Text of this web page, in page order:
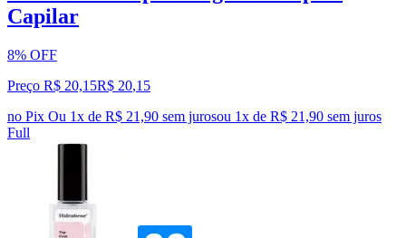
Capilar
8% OFF
Preço R$ 20,15R$ 20,15
no Pix Ou 1x de R$ 21,90 sem jurosou 1x de R$ 21,90 sem juros
Full